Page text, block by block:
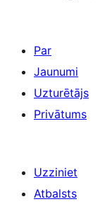
Par
Jaunumi
Uzturētājs
Privātums
Uzziniet
Atbalsts